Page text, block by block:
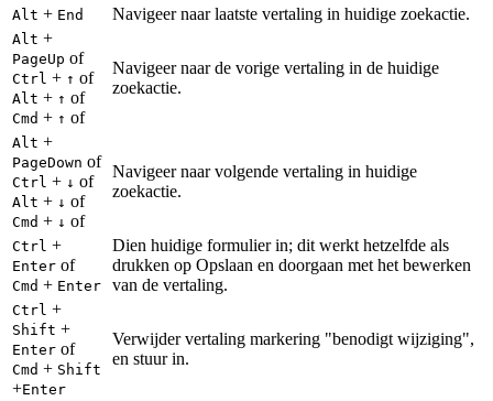
Alt + End Navigeer naar laatste vertaling in huidige zoekactie.
Alt +
PageUp of
Ctrl + ↑ of
Alt + ↑ of
Cmd + ↑ of
Navigeer naar de vorige vertaling in de huidige
zoekactie.
Alt +
PageDown of
Ctrl + ↓ of
Alt + ↓ of
Cmd + ↓ of
Navigeer naar volgende vertaling in huidige
zoekactie.
Ctrl +
Enter of
Cmd + Enter
Dien huidige formulier in; dit werkt hetzelfde als
drukken op Opslaan en doorgaan met het bewerken
van de vertaling.
Ctrl +
Shift +
Enter of
Cmd + Shift
+Enter
Verwijder vertaling markering "benodigt wijziging",
en stuur in.